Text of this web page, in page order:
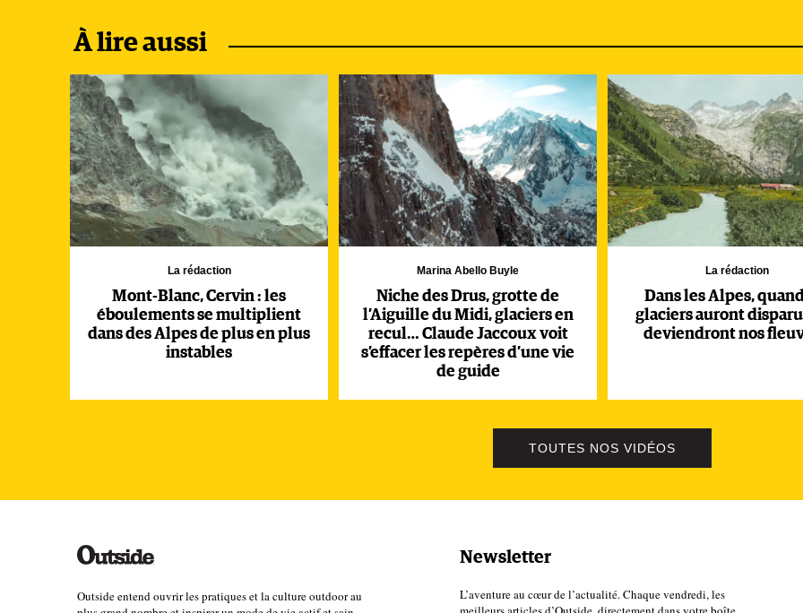
À lire aussi
La rédaction
Mont-Blanc, Cervin : les
éboulements se multiplient
dans des Alpes de plus en plus
instables
Marina Abello Buyle
Niche des Drus, grotte de
l’Aiguille du Midi, glaciers en
recul… Claude Jaccoux voit
s’effacer les repères d’une vie
de guide
La rédaction
Dans les Alpes,
glaciers auront
deviendront nos
TOUTES NOS VIDÉOS
Outside entend ouvrir les pratiques et la culture outdoor au
Newsletter
L’aventure au cœur de l’actualité. Chaque vendredi, les